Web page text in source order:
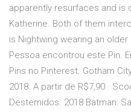
apparently resurfaces and is
Katherine. Both of them
is Nightwing wearing an older
Pessoa encontrou este Pin.
Pins no Pinterest. Gotham
2018. A partir de R$7,90 ·
Destemidos. 2018 Batman: